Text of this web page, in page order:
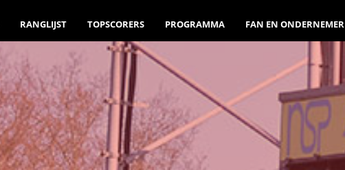
RANGLIJST TOPSCORERS PROGRAMMA FAN EN ONDERNEMER